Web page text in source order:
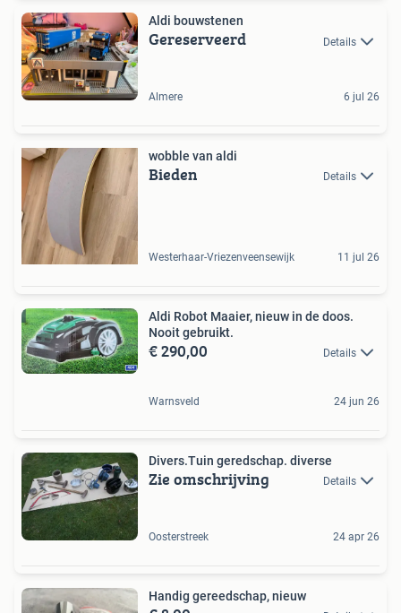
Aldi bouwstenen
Gereserveerd Details
Almere 6 jul 26
wobble van aldi
Bieden Details
Westerhaar-Vriezenveensewijk 11 jul 26
Aldi Robot Maaier, nieuw in de doos.
Nooit gebruikt.
€ 290,00 Details
Warnsveld 24 jun 26
Divers.Tuin geredschap. diverse
Zie omschrijving Details
Oosterstreek 24 apr 26
Handig gereedschap, nieuw